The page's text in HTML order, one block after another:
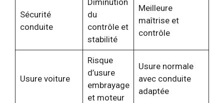
Sécurité
conduite
du
contrôle et
stabilité
Meilleure
maîtrise et
contrôle
Usure voiture
Risque
d’usure
embrayage
et moteur
Usure normale
avec conduite
adaptée